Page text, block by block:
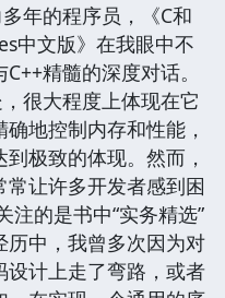
年的程序员，《C和
中文版》在我眼中不
精髓的深度对话。
很大程度上体现在它
地控制内存和性能，
极致的体现。然而，
让许多开发者感到困
注的是书中“实务精选”
历中，我曾多次因为对
计上走了弯路，或者